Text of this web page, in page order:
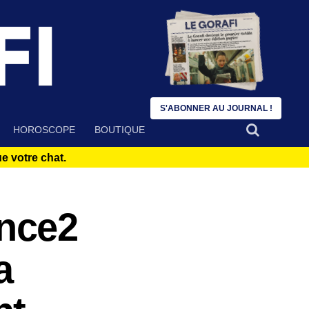
HOROSCOPE BOUTIQUE
votre chat.
S'ABONNER AU JOURNAL !